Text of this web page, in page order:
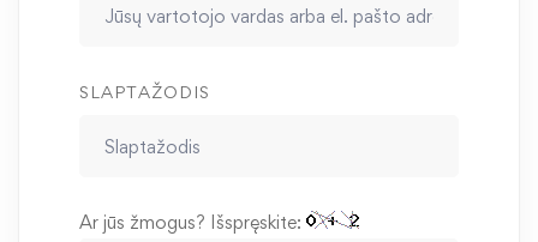
SLAPTAŽODIS
Ar jūs žmogus? Išspręskite: